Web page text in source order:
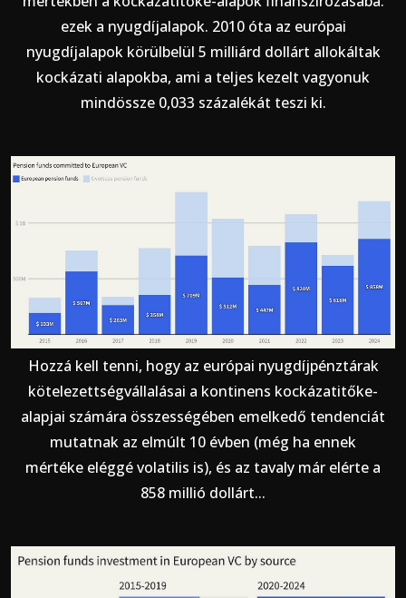
ezek a nyugdíjalapok. 2010 óta az európai
nyugdíjalapok körülbelül 5 milliárd dollárt allokáltak
kockázati alapokba, ami a teljes kezelt vagyonuk
mindössze 0,033 százalékát teszi ki.
Hozzá kell tenni, hogy az európai nyugdíjpénztárak
kötelezettségvállalásai a kontinens kockázatitőke-
alapjai számára összességében emelkedő tendenciát
mutatnak az elmúlt 10 évben (még ha ennek
mértéke eléggé volatilis is), és az tavaly már elérte a
858 millió dollárt...